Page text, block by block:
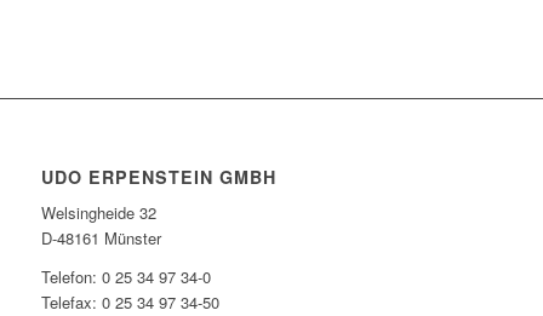
UDO ERPENSTEIN GMBH
Welsingheide 32
D-48161 Münster
Telefon: 0 25 34 97 34-0
Telefax: 0 25 34 97 34-50